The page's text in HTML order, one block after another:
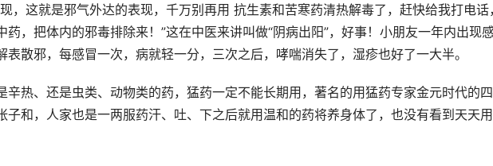
，这就是邪气外达的表现，千万别再用 抗生素和苦寒药清热解毒了，赶快给我打电话，
药，把体内的邪毒排除来！”这在中医来讲叫做“阴病出阳”，好事！小朋友一年内出现
表散邪，每感冒一次，病就轻一分，三次之后，哮喘消失了，湿疹也好了一大半。
辛热、还是虫类、动物类的药，猛药一定不能长期用，著名的用猛药专家金元时代的
和，人家也是一两服药汗、吐、下之后就用温和的药将养身体了，也没有看到天天